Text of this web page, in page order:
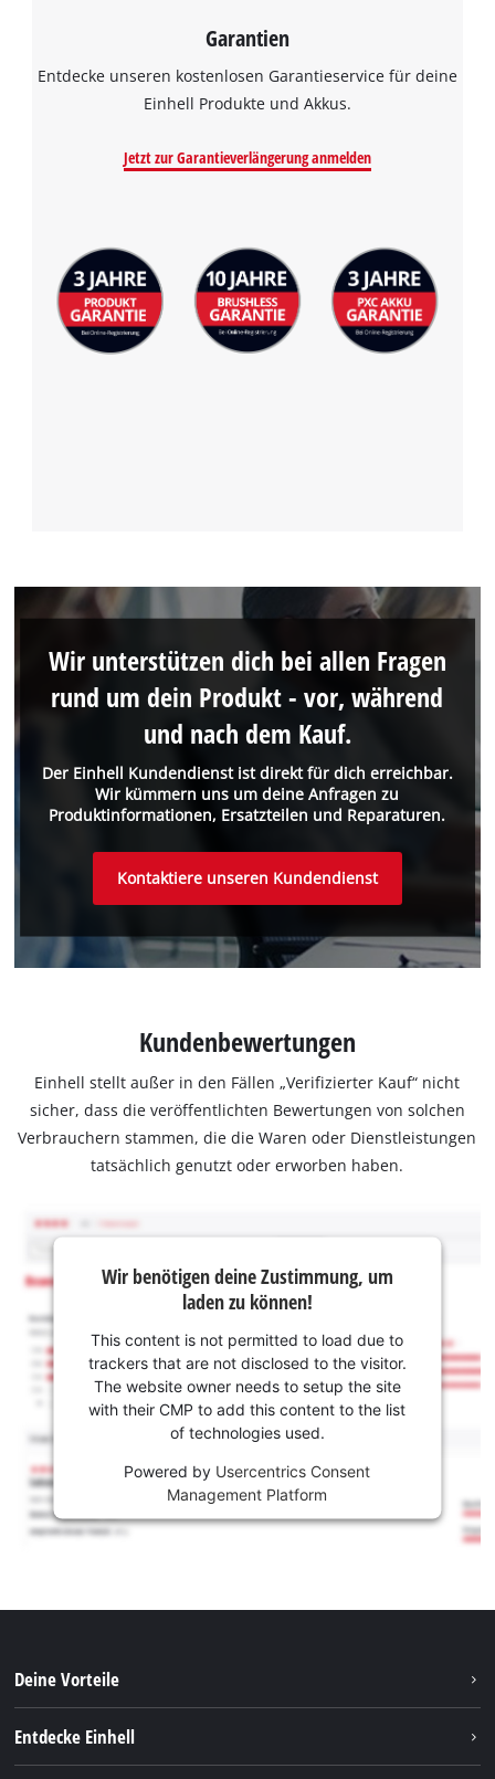
the site with their CMP to add this content
Powered by
Usercentrics Consent
Garantien
Entdecke unseren kostenlosen Garantieservice für deine
Einhell Produkte und Akkus.
Jetzt zur Garantieverlängerung anmelden
Der Einhell Kundendienst ist direkt für dich erreichbar.
Wir kümmern uns um deine Anfragen zu
Produktinformationen, Ersatzteilen und Reparaturen.
Wir unterstützen dich bei allen Fragen
rund um dein Produkt - vor, während
und nach dem Kauf.
Kontaktiere unseren Kundendienst
Kundenbewertungen
Einhell stellt außer in den Fällen „Verifizierter Kauf“ nicht
sicher, dass die veröffentlichten Bewertungen von solchen
Verbrauchern stammen, die die Waren oder Dienstleistungen
tatsächlich genutzt oder erworben haben.
Wir benötigen deine Zustimmung, um
laden zu können!
This content is not permitted to load due to
trackers that are not disclosed to the visitor.
The website owner needs to setup the site
with their CMP to add this content to the list
of technologies used.
Powered by Usercentrics Consent
Management Platform
Deine Vorteile
Entdecke Einhell